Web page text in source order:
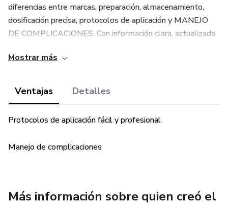
diferencias entre marcas, preparación, almacenamiento,
dosificación precisa, protocolos de aplicación y MANEJO
DE COMPLICACIONES. Con información clara, actualizada
definitivo para convertirte en un verdadero especialista."
Mostrar más
Ventajas Detalles
Protocolos de aplicación fácil y profesional
Manejo de complicaciones
Más información sobre quien creó el